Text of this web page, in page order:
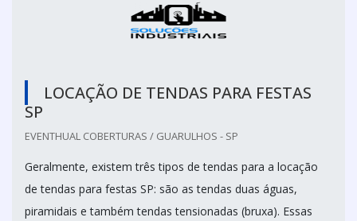
LOCAÇÃO DE TENDAS PARA FESTAS
SP
EVENTHUAL COBERTURAS / GUARULHOS - SP
Geralmente, existem três tipos de tendas para a locação
de tendas para festas SP: são as tendas duas águas,
piramidais e também tendas tensionadas (bruxa). Essas